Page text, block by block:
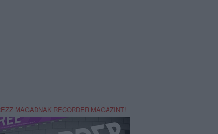
MAGADNAK RECORDER MAGAZINT!